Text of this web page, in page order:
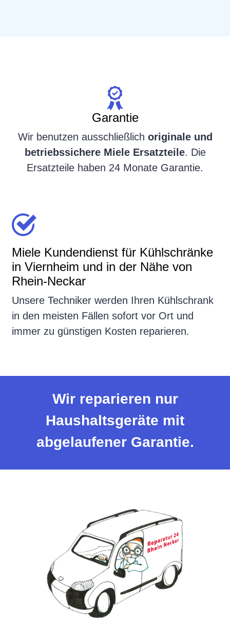
Garantie
Wir benutzen ausschließlich originale und
betriebssichere Miele Ersatzteile. Die
Ersatzteile haben 24 Monate Garantie.
Miele Kundendienst für Kühlschränke
in Viernheim und in der Nähe von
Rhein-Neckar
Unsere Techniker werden Ihren Kühlschrank
in den meisten Fällen sofort vor Ort und
immer zu günstigen Kosten reparieren.
Wir reparieren nur
Haushaltsgeräte mit
abgelaufener Garantie.